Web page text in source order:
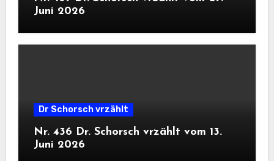
Juni 2026
Dr Schorsch vrzählt
Nr. 436 Dr. Schorsch vrzählt vom 13.
Juni 2026